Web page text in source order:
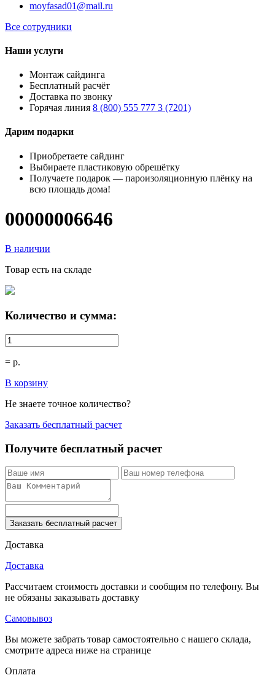
moyfasad01@mail.ru
Все сотрудники
Наши услуги
Монтаж сайдинга
Бесплатный расчёт
Доставка по звонку
Горячая линия 8 (800) 555 777 3 (7201)
Дарим подарки
Приобретаете сайдинг
Выбираете пластиковую обрешётку
Получаете подарок — пароизоляционную плёнку на
всю площадь дома!
00000006646
В наличии
Товар есть на складе
Количество и сумма:
= р.
В корзину
Не знаете точное количество?
Заказать бесплатный расчет
Получите бесплатный расчет
Заказать бесплатный расчет
Доставка
Доставка
Рассчитаем стоимость доставки и сообщим по телефону. Вы
не обязаны заказывать доставку
Самовывоз
Вы можете забрать товар самостоятельно с нашего склада,
смотрите адреса ниже на странице
Оплата